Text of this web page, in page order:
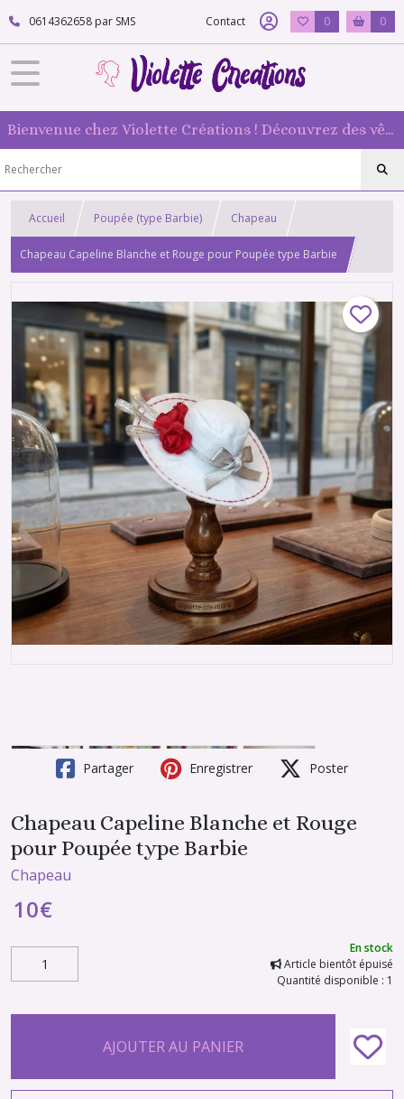
0614362658 par SMS Contact 0 0
Bienvenue chez Violette Créations ! Découvrez des vêtements faits main pour vos poupées mannequin : originaux et 100 % fabriqués en France
Accueil Poupée (type Barbie) Chapeau
Chapeau Capeline Blanche et Rouge pour Poupée type Barbie
Partager Enregistrer Poster
Chapeau Capeline Blanche et Rouge
pour Poupée type Barbie
Chapeau
10€
En stock
Article bientôt épuisé
Quantité disponible : 1
AJOUTER AU PANIER